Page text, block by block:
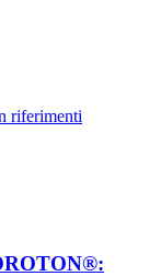
riferimenti